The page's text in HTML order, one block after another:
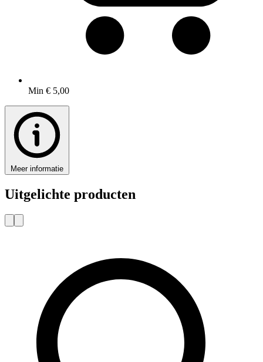
Min € 5,00
Meer informatie
Uitgelichte producten